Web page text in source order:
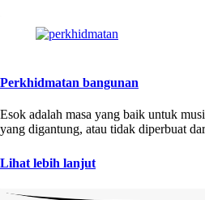
Perkhidmatan bangunan
Esok adalah masa yang baik untuk
yang digantung, atau tidak diperbuat
Lihat lebih lanjut